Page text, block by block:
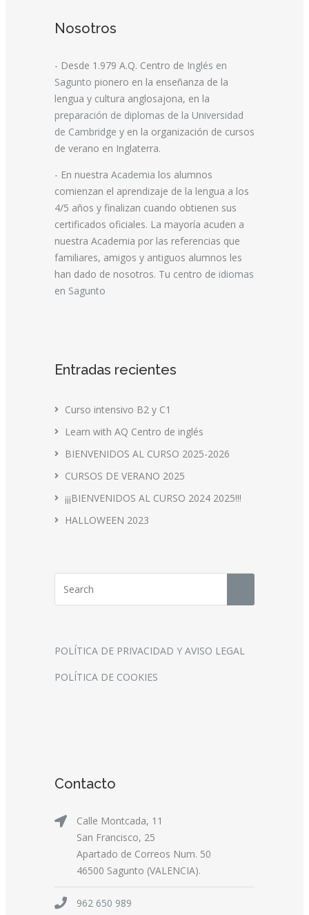
Nosotros
- Desde 1.979 A.Q. Centro de Inglés en
Sagunto pionero en la enseñanza de la
lengua y cultura anglosajona, en la
preparación de diplomas de la Universidad
de Cambridge y en la organización de cursos
de verano en Inglaterra.
- En nuestra Academia los alumnos
comienzan el aprendizaje de la lengua a los
4/5 años y finalizan cuando obtienen sus
certificados oficiales. La mayoría acuden a
nuestra Academia por las referencias que
familiares, amigos y antiguos alumnos les
han dado de nosotros. Tu centro de idiomas
en Sagunto
Entradas recientes
Curso intensivo B2 y C1
Learn with AQ Centro de inglés
BIENVENIDOS AL CURSO 2025-2026
CURSOS DE VERANO 2025
¡¡¡BIENVENIDOS AL CURSO 2024 2025!!!
HALLOWEEN 2023
POLÍTICA DE PRIVACIDAD Y AVISO LEGAL
POLÍTICA DE COOKIES
Contacto
Calle Montcada, 11
San Francisco, 25
Apartado de Correos Num. 50
46500 Sagunto (VALENCIA).
962 650 989